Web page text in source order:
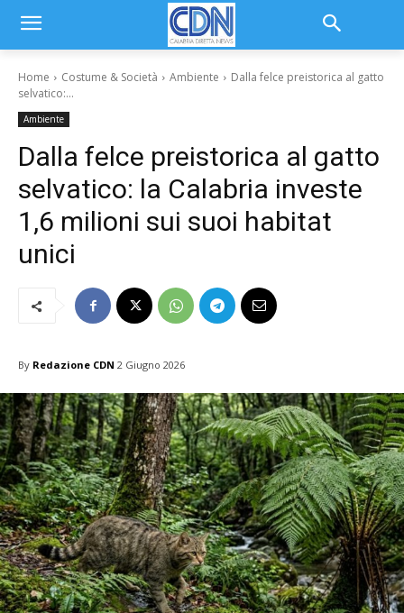
Home Costume & Società Ambiente
Dalla felce preistorica al gatto
selvatico:...
Ambiente
Dalla felce preistorica al gatto
selvatico: la Calabria investe
1,6 milioni sui suoi habitat
unici
By Redazione CDN 2 Giugno 2026